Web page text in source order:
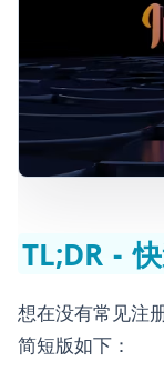
TL;DR -
想在没有常见注
简短版如下：